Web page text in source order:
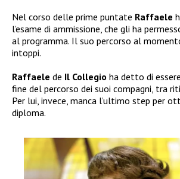
Nel corso delle prime puntate Raffaele
l’esame di ammissione, che gli ha
al programma. Il suo percorso al
intoppi.
Raffaele de Il Collegio ha detto di
fine del percorso dei suoi compagni, tra
Per lui, invece, manca l’ultimo step per
diploma.